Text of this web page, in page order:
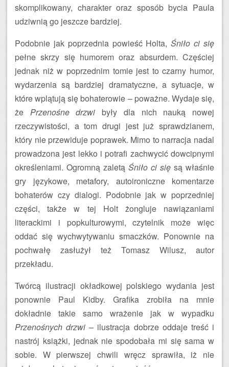
skomplikowany, charakter oraz sposób bycia Paula
udziwnią go jeszcze bardziej.
Podobnie jak poprzednia powieść Holta,Śniło ci się
pełne skrzy się humorem oraz absurdem. Częściej
jednak niż w poprzednim tomie jest to czarny humor,
wydarzenia są bardziej dramatyczne, a sytuacje, w
które wplątują się bohaterowie – poważne. Wydaje się,
że Przenośne drzwi były dla nich nauką nowej
rzeczywistości, a tom drugi jest już sprawdzianem,
który nie przewiduje poprawek. Mimo to narracja nadal
prowadzona jest lekko i potrafi zachwycić dowcipnymi
określeniami. Ogromną zaletą Śniło ci się są właśnie
gry językowe, metafory, autoironiczne komentarze
bohaterów czy dialogi. Podobnie jak w poprzedniej
części, także w tej Holt żongluje nawiązaniami
literackimi i popkulturowymi, czytelnik może więc
oddać się wychwytywaniu smaczków. Ponownie na
pochwałę zasłużył też Tomasz Wilusz, autor
przekładu.
Twórcą ilustracji okładkowej polskiego wydania jest
ponownie Paul Kidby. Grafika zrobiła na mnie
dokładnie takie samo wrażenie jak w wypadku
Przenośnych drzwi – ilustracja dobrze oddaje treść i
nastrój książki, jednak nie spodobała mi się sama w
sobie. W pierwszej chwili wręcz sprawiła, iż nie